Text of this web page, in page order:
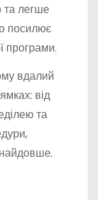
та легше
посилює
програми.
вдалий
від
та